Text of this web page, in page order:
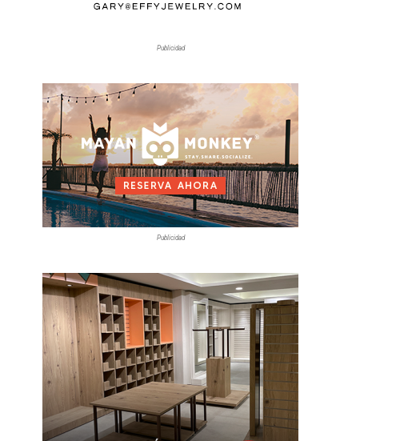
Publicidad
Publicidad